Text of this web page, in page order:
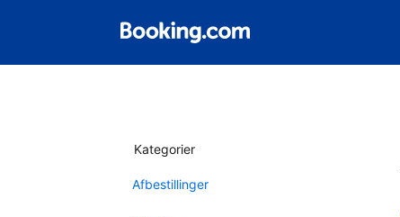
Kategorier
Afbestillinger